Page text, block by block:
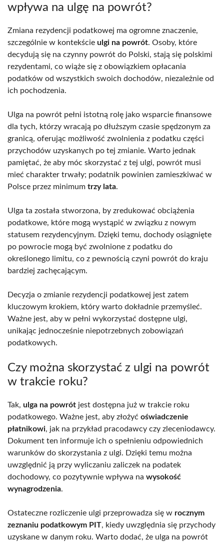
wpływa na ulgę na powrót?
Zmiana rezydencji podatkowej ma ogromne znaczenie,
szczególnie w kontekście ulgi na powrót. Osoby, które
decydują się na czynny powrót do Polski, stają się polskimi
rezydentami, co wiąże się z obowiązkiem opłacania
podatków od wszystkich swoich dochodów, niezależnie od
ich pochodzenia.
Ulga na powrót pełni istotną rolę jako wsparcie finansowe
dla tych, którzy wracają po dłuższym czasie spędzonym za
granicą, oferując możliwość zwolnienia z podatku części
przychodów uzyskanych po tej zmianie. Warto jednak
pamiętać, że aby móc skorzystać z tej ulgi, powrót musi
mieć charakter trwały; podatnik powinien zamieszkiwać w
Polsce przez minimum trzy lata.
Ulga ta została stworzona, by zredukować obciążenia
podatkowe, które mogą wystąpić w związku z nowym
statusem rezydencyjnym. Dzięki temu, dochody osiągnięte
po powrocie mogą być zwolnione z podatku do
określonego limitu, co z pewnością czyni powrót do kraju
bardziej zachęcającym.
Decyzja o zmianie rezydencji podatkowej jest zatem
kluczowym krokiem, który warto dokładnie przemyśleć.
Ważne jest, aby w pełni wykorzystać dostępne ulgi,
unikając jednocześnie niepotrzebnych zobowiązań
podatkowych.
Czy można skorzystać z ulgi na powrót
w trakcie roku?
Tak, ulga na powrót jest dostępna już w trakcie roku
podatkowego. Ważne jest, aby złożyć oświadczenie
płatnikowi, jak na przykład pracodawcy czy zleceniodawcy.
Dokument ten informuje ich o spełnieniu odpowiednich
warunków do skorzystania z ulgi. Dzięki temu można
uwzględnić ją przy wyliczaniu zaliczek na podatek
dochodowy, co pozytywnie wpływa na wysokość
wynagrodzenia.
Ostateczne rozliczenie ulgi przeprowadza się w rocznym
zeznaniu podatkowym PIT, kiedy uwzględnia się przychody
uzyskane w danym roku. Warto dodać, że ulga na powrót